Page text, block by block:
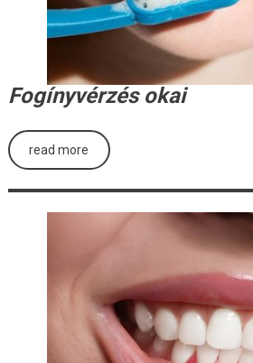
Fogínyvérzés okai
read more